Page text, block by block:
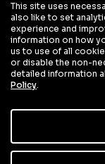
Digital
This site uses
also like to set
experience and
information on how
us to use of all
or disable the non-
detailed information
Policy.